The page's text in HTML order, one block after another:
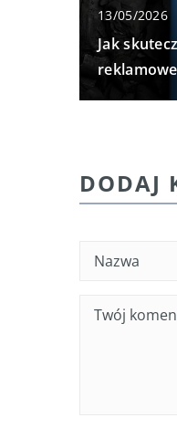
13/05/2026
Jak
DODAJ